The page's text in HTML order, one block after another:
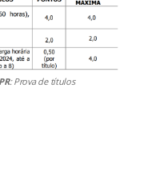
: Prova de títulos